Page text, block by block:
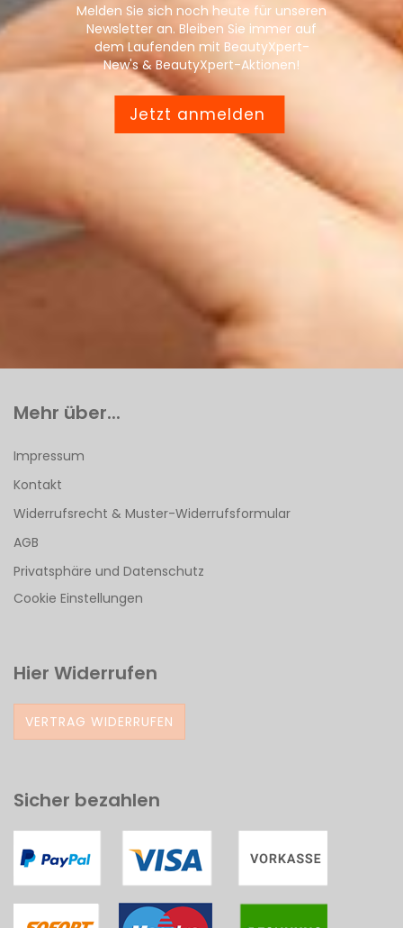
Melden Sie sich noch heute für unseren
Newsletter an. Bleiben Sie immer auf
dem Laufenden mit BeautyXpert-
New's & BeautyXpert-Aktionen!
Jetzt anmelden
Mehr über...
Impressum
Kontakt
Widerrufsrecht & Muster-Widerrufsformular
AGB
Privatsphäre und Datenschutz
Cookie Einstellungen
Hier Widerrufen
VERTRAG WIDERRUFEN
Sicher bezahlen